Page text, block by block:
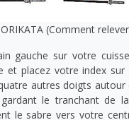
(Comment
gauche sur votre
et placez votre index
autres doigts autour
le tranchant de
le sabre vers votre